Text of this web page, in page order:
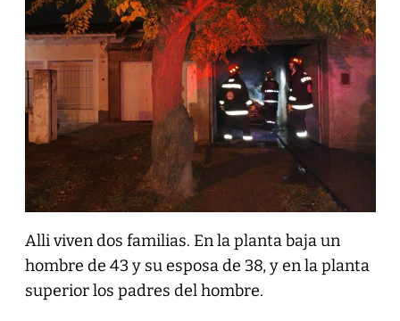
Alli viven dos familias. En la planta baja un
hombre de 43 y su esposa de 38, y en la planta
superior los padres del hombre.